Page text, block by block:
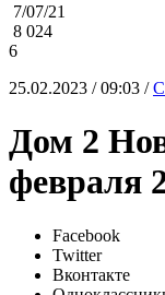
7/07/21
8 024
6
25.02.2023 / 09:03 /
Дом 2
февраля
Facebook
Twitter
Вконтакте